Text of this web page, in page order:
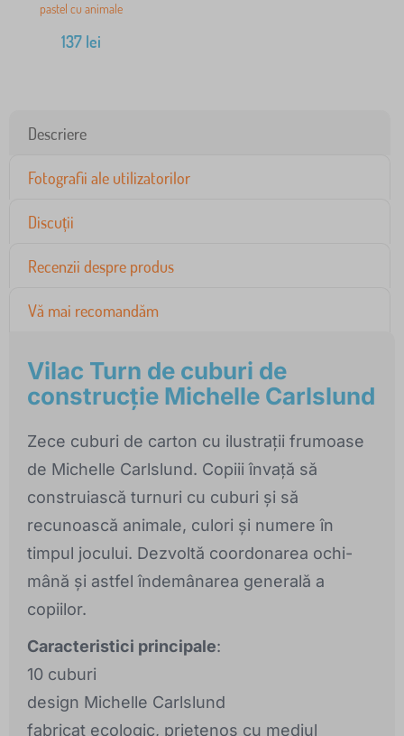
pastel cu animale
137 lei
Descriere
Fotografii ale utilizatorilor
Discuții
Recenzii despre produs
Vă mai recomandăm
Vilac Turn de cuburi de
construcție Michelle Carlslund
Zece cuburi de carton cu ilustrații frumoase
de Michelle Carlslund. Copiii învață să
construiască turnuri cu cuburi și să
recunoască animale, culori și numere în
timpul jocului. Dezvoltă coordonarea ochi-
mână și astfel îndemânarea generală a
copiilor.
Caracteristici principale:
10 cuburi
design Michelle Carlslund
fabricat ecologic, prietenos cu mediul